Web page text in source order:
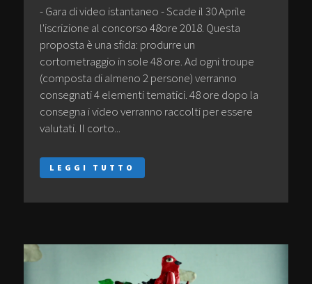
- Gara di video istantaneo - Scade il 30 Aprile
l'iscrizione al concorso 48ore 2018. Questa
proposta è una sfida: produrre un
cortometraggio in sole 48 ore. Ad ogni troupe
(composta di almeno 2 persone) verranno
consegnati 4 elementi tematici. 48 ore dopo la
consegna i video verranno raccolti per essere
valutati. Il corto...
LEGGI TUTTO